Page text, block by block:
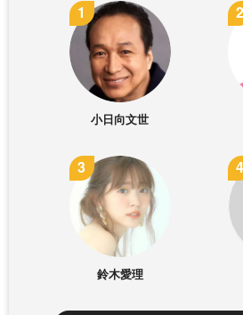
小日向文世
鈴木愛理